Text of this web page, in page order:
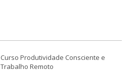
Curso Produtividade Consciente e
Trabalho Remoto